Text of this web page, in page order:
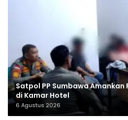
Satpol PP Sumbawa Amankan
di Kamar Hotel
6 Agustus 2026